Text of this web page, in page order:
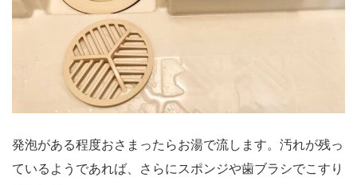
発泡がある程度おさまったらお湯で流します。汚れが残っ
ているようであれば、さらにスポンジや歯ブラシでこすり